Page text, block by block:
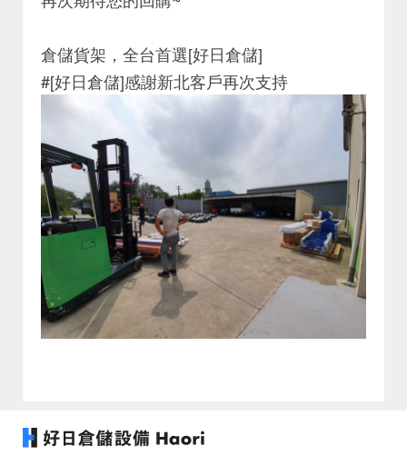
倉儲貨架，全台首選[好日倉儲]
#[好日倉儲]感謝新北客戶再次支持